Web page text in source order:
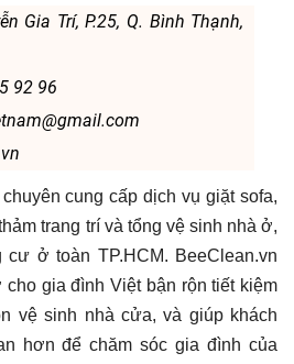
Gia Trí, P.25, Q. Bình Thạnh,
92 96
cung cấp dịch vụ giặt sofa,
trang trí và tổng vệ sinh nhà ở,
ở toàn TP.HCM. BeeClean.vn
cho gia đình Việt bận rộn tiết kiệm
vệ sinh nhà cửa, và giúp khách
hơn để chăm sóc gia đình của